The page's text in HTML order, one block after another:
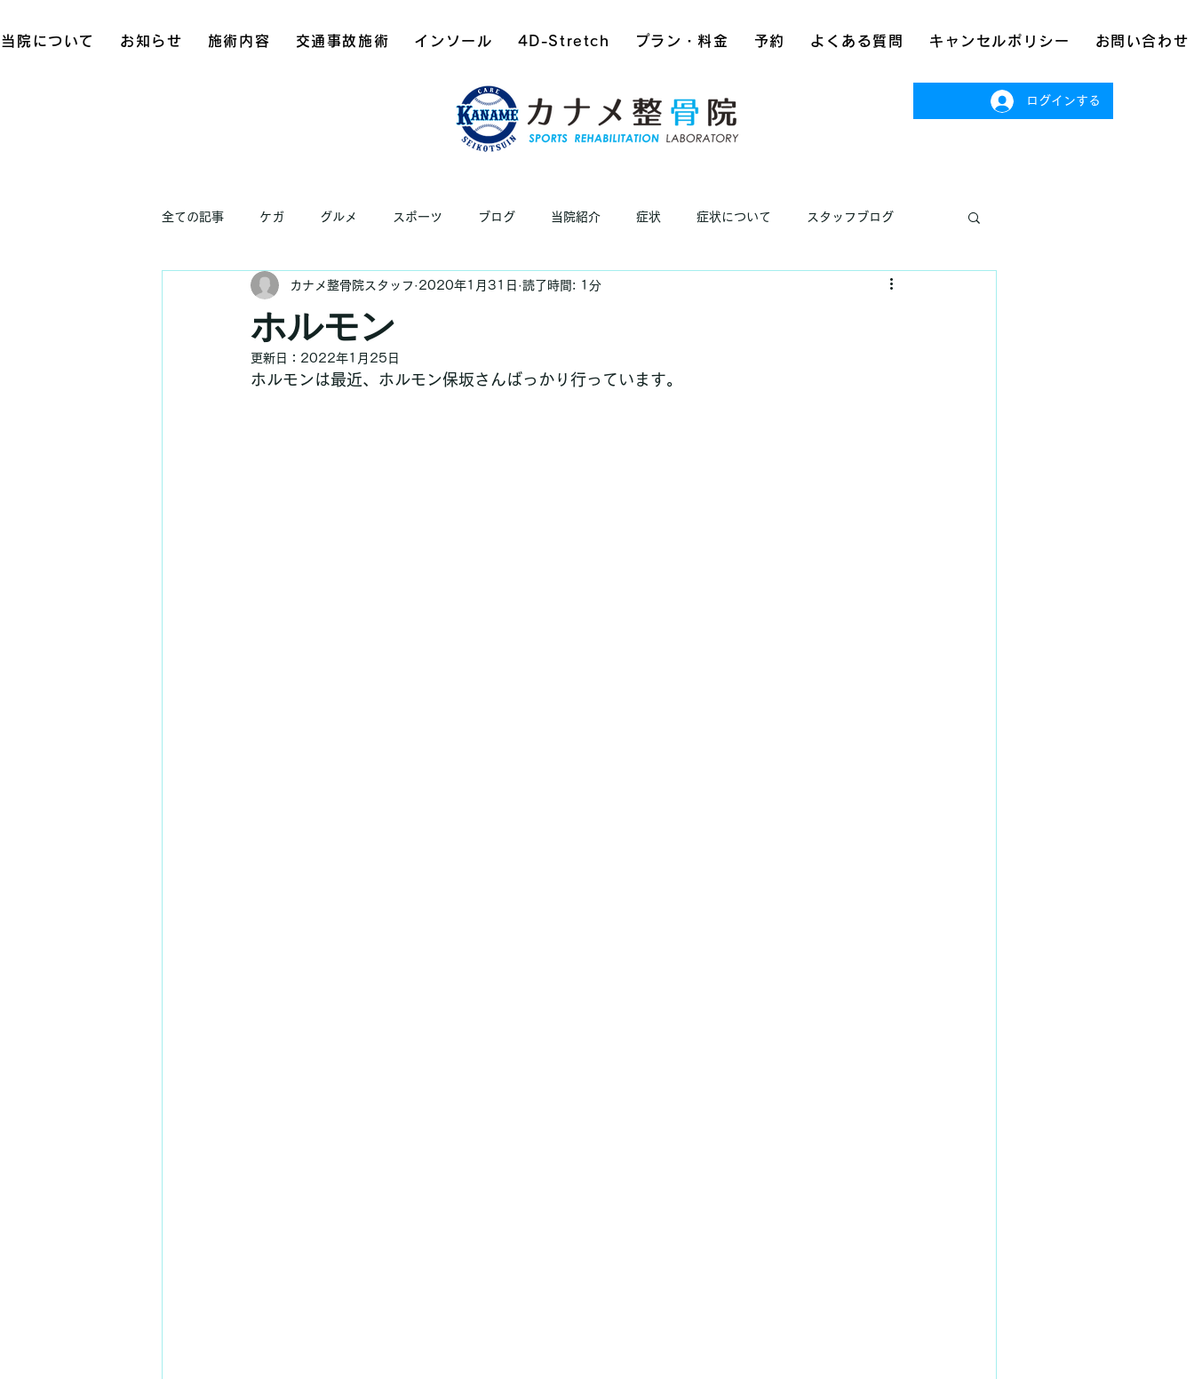
当院について お知らせ 施術内容 交通事故施術 インソール 4D-Stretch プラン・料金 予約 よくある質問 キャンセルポリシー お問い合わせ
ログインする
全ての記事 ケガ グルメ スポーツ ブログ 当院紹介 症状 症状について スタッフブログ
ホルモン
カナメ整骨院スタッフ 2020年1月31日 読了時間: 1分
更新日： 2022年1月25日
ホルモンは最近、ホルモン保坂さんばっかり行っています。